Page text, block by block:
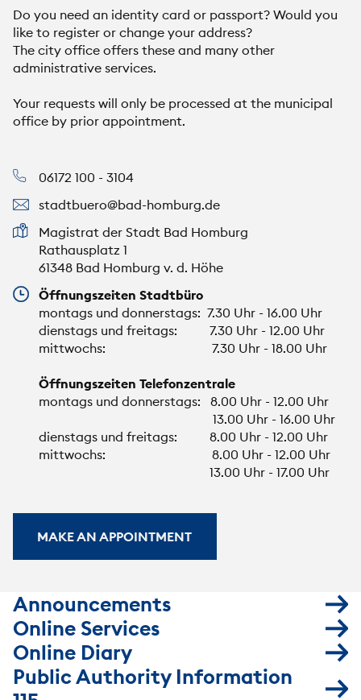
Do you need an identity card or passport? Would you
like to register or change your address?
The city office offers these and many other
administrative services.
Your requests will only be processed at the municipal
office by prior appointment.
06172 100 - 3104
stadtbuero@bad-homburg.de
Magistrat der Stadt Bad Homburg
Rathausplatz 1
61348 Bad Homburg v. d. Höhe
Öffnungszeiten Stadtbüro
montags und donnerstags: 7.30 Uhr - 16.00 Uhr
dienstags und freitags: 7.30 Uhr - 12.00 Uhr
mittwochs: 7.30 Uhr - 18.00 Uhr
Öffnungszeiten Telefonzentrale
montags und donnerstags: 8.00 Uhr - 12.00 Uhr
13.00 Uhr - 16.00 Uhr
dienstags und freitags: 8.00 Uhr - 12.00 Uhr
mittwochs: 8.00 Uhr - 12.00 Uhr
13.00 Uhr - 17.00 Uhr
MAKE AN APPOINTMENT
Announcements
Online Services
Online Diary
Public Authority Information